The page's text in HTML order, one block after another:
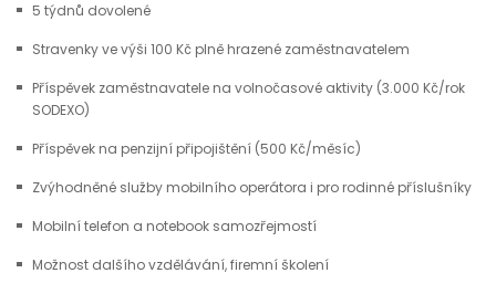
5 týdnů dovolené
Stravenky ve výši 100 Kč plně hrazené zaměstnavatelem
Příspěvek zaměstnavatele na volnočasové aktivity (3.000 Kč/rok
SODEXO)
Příspěvek na penzijní připojištění (500 Kč/měsíc)
Zvýhodněné služby mobilního operátora i pro rodinné příslušníky
Mobilní telefon a notebook samozřejmostí
Možnost dalšího vzdělávání, firemní školení